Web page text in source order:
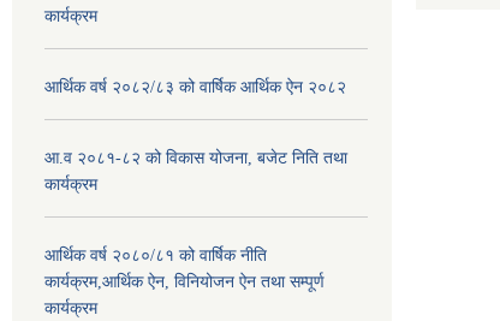
कार्यक्रम
आर्थिक वर्ष २०८२/८३ को वार्षिक आर्थिक ऐन २०८२
आ.व २०८१-८२ को विकास योजना, बजेट निति तथा
कार्यक्रम
आर्थिक वर्ष २०८०/८१ को वार्षिक नीति
कार्यक्रम,आर्थिक ऐन, विनियोजन ऐन तथा सम्पूर्ण
कार्यक्रम